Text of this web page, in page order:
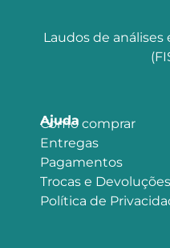
Laudos de análises
Ajuda
Como comprar
Entregas
Pagamentos
Trocas e Devoluções
Política de